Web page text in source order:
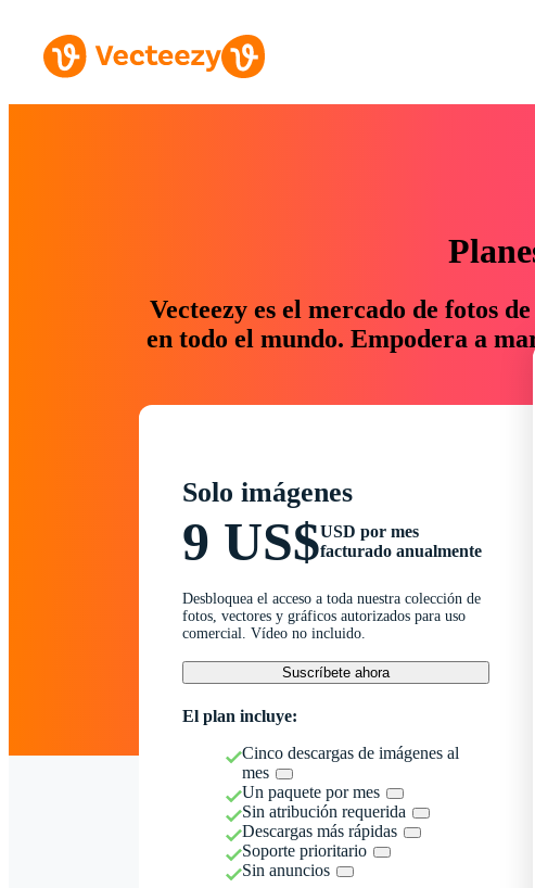
Vecteezy es el mercado de fotos
en todo el mundo. Empodera a
Solo imágenes
9 US$USD por mes
facturado anualmente
Desbloquea el acceso a toda nuestra colección de
fotos, vectores y gráficos autorizados para uso
comercial. Vídeo no incluido.
Suscríbete ahora
El plan incluye:
Cinco descargas de imágenes al
mes
Un paquete por mes
Sin atribución requerida
Descargas más rápidas
Soporte prioritario
Sin anuncios